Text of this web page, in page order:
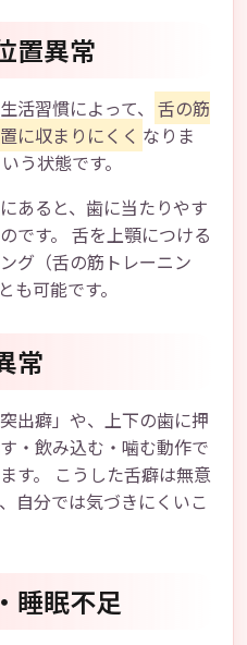
置異常
活習慣によって、 舌の筋
に収まりにくく なりま
う状態です。
あると、歯に当たりやす
です。 舌を上顎につける
グ（舌の筋トレーニン
も可能です。
常
出癖」や、上下の歯に押
・飲み込む・噛む動作で
す。 こうした舌癖は無意
自分では気づきにくいこ
睡眠不足